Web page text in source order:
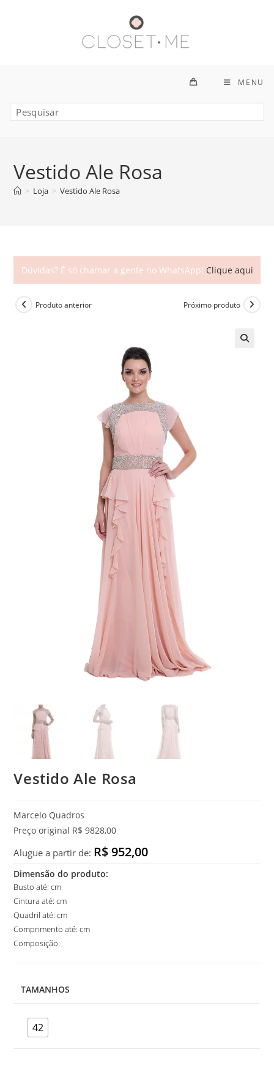
MENU
Vestido Ale Rosa
> Loja > Vestido Ale Rosa
Dúvidas? É só chamar a gente no WhatsApp! Clique aqui
Produto anterior Próximo produto
Vestido Ale Rosa
Marcelo Quadros
Preço original R$ 9828,00
Alugue a partir de: R$ 952,00
Dimensão do produto:
Busto até: cm
Cintura até: cm
Quadril até: cm
Comprimento até: cm
Composição:
TAMANHOS
42